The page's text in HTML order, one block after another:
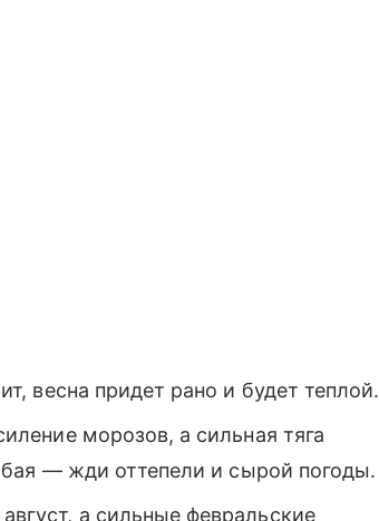
весна придет рано и будет теплой.
морозов, а сильная тяга
— жди оттепели и сырой погоды.
а сильные февральские